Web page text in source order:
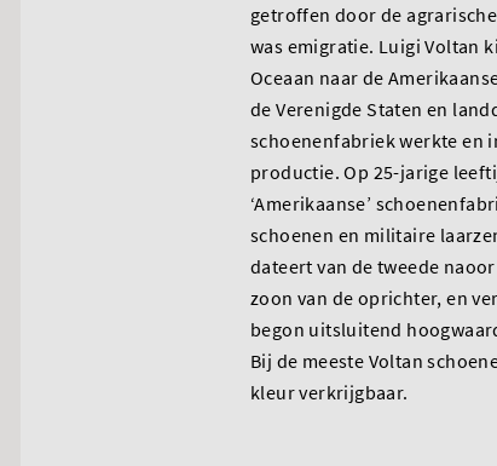
getroffen door de
was emigratie. Luigi Voltan
Oceaan naar de
de Verenigde Staten en
schoenenfabriek werkte en
productie. Op 25-jarige
‘Amerikaanse’
schoenen en militaire
dateert van de tweede
zoon van de oprichter, en
begon uitsluitend
Bij de meeste Voltan
kleur verkrijgbaar.